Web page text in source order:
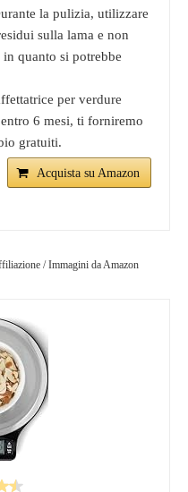
la pulizia, utilizzare
sulla lama e non
quanto si potrebbe
per verdure
6 mesi, ti forniremo
gratuiti.
Acquista su Amazon
/ Immagini da Amazon